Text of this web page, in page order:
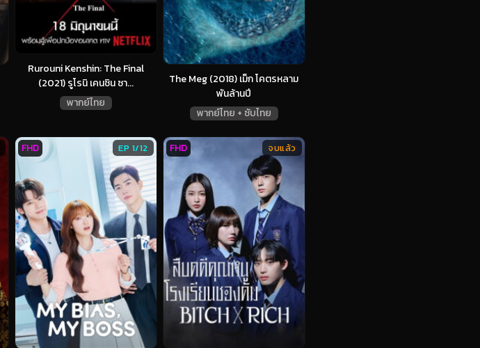
Rurouni Kenshin: The Final
(2021) รูโรนิ เคนชิน ซา...
พากย์ไทย
The Meg (2018) เม็ก โคตรหลาม
พันล้านปี
พากย์ไทย + ซับไทย
EP 1/12
FHD จบแล้ว
FHD